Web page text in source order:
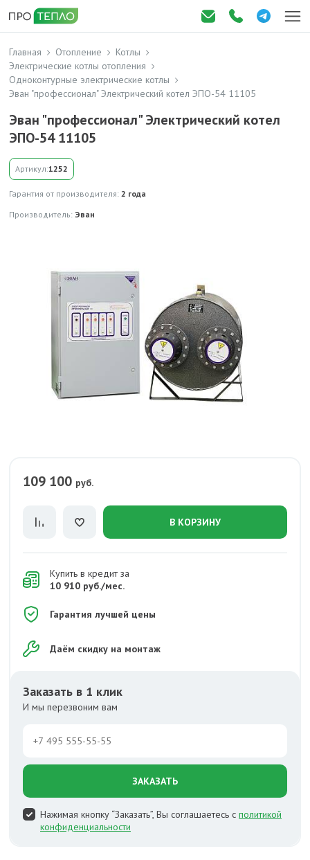
Главная Отопление
Котлы
Электрические котлы отопления
Одноконтурные электрические котлы
Эван "профессионал" Электрический котел ЭПО-54 11105
Эван "профессионал" Электрический котел
ЭПО-54 11105
Артикул:1252
Гарантия от производителя: 2 года
Производитель: Эван
109 100 руб.
В КОРЗИНУ
Купить в кредит за
10 910 руб./мес.
Гарантия лучшей цены
Даём скидку на монтаж
Заказать в 1 клик
И мы перезвоним вам
ЗАКАЗАТЬ
Нажимая кнопку “Заказать”, Вы соглашаетесь с политикой
конфиденциальности